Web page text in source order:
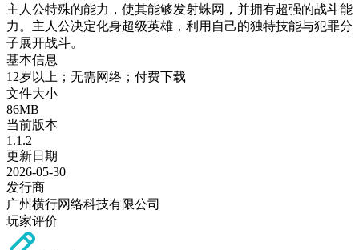
主人公特殊的能力，使其能够发射蛛网，并拥有超强的战斗能
力。主人公决定化身超级英雄，利用自己的独特技能与犯罪分
子展开战斗。
基本信息
12岁以上；无需网络；付费下载
文件大小
86MB
当前版本
1.1.2
更新日期
2026-05-30
发行商
广州横行网络科技有限公司
玩家评价